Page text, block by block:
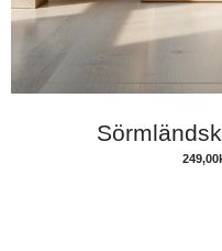
249,00